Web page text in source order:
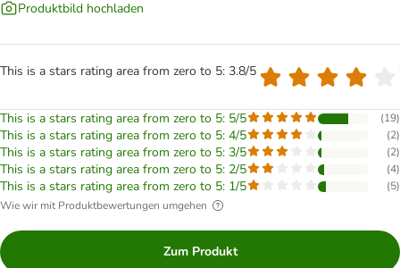
Produktbild hochladen
This is a stars rating area from zero to 5: 3.8/5
This is a stars rating area from zero to 5: 5/5 (19)
This is a stars rating area from zero to 5: 4/5 (2)
This is a stars rating area from zero to 5: 3/5 (2)
This is a stars rating area from zero to 5: 2/5 (4)
This is a stars rating area from zero to 5: 1/5 (5)
Wie wir mit Produktbewertungen umgehen
Zum Produkt